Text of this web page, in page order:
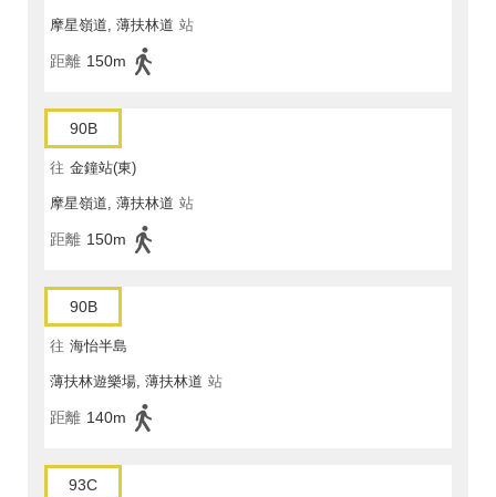
摩星嶺道, 薄扶林道 站
距離 150m
90B
往 金鐘站(東)
摩星嶺道, 薄扶林道 站
距離 150m
90B
往 海怡半島
薄扶林遊樂場, 薄扶林道 站
距離 140m
93C